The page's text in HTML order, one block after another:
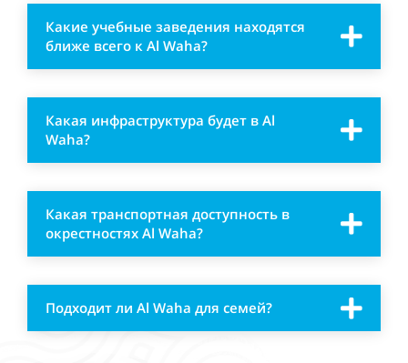
Какие учебные заведения находятся
ближе всего к Al Waha?
Какая инфраструктура будет в Al
Waha?
Какая транспортная доступность в
окрестностях Al Waha?
Подходит ли Al Waha для семей?